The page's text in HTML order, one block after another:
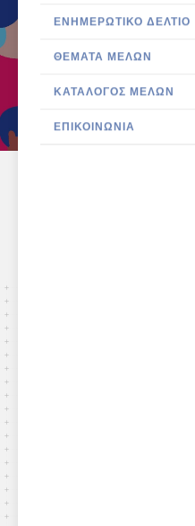
ΕΝΗΜΕΡΩΤΙΚΌ ΔΕΛΤΊΟ
ΘΈΜΑΤΑ ΜΕΛΏΝ
ΚΑΤΆΛΟΓΟΣ ΜΕΛΏΝ
ΕΠΙΚΟΙΝΩΝΊΑ